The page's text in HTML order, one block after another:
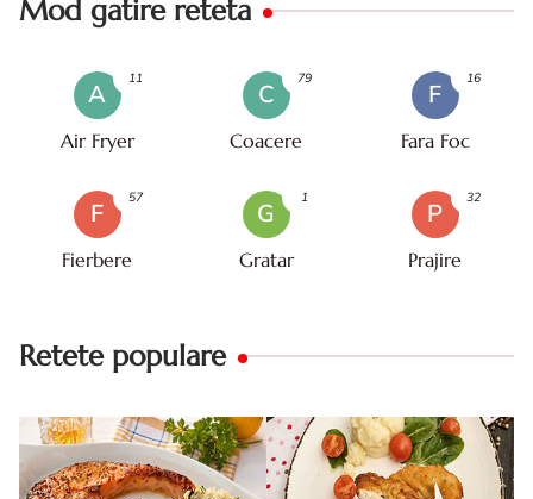
Mod gatire reteta
A
Air Fryer
11
C
Coacere
79
F
Fara Foc
16
F
Fierbere
57
G
Gratar
1
P
Prajire
32
Retete populare